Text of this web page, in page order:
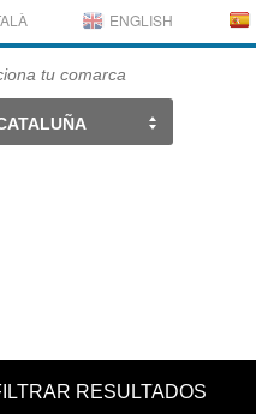
ENGLISH
tu comarca
RESULTADOS